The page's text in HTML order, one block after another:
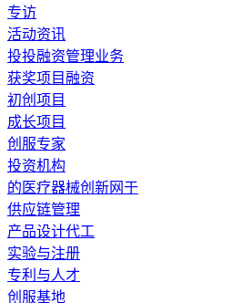
专访
活动资讯
投投融资管理业务
获奖项目融资
初创项目
成长项目
创服专家
投资机构
的医疗器械创新网于
供应链管理
产品设计代工
实验与注册
专利与人才
创服基地